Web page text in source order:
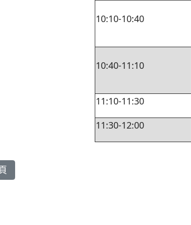
10:10-10:40
10:40-11:10
11:10-11:30
11:30-12:00
章: 胖胖心 -中看不重用 護心迎接 -世界心臟日